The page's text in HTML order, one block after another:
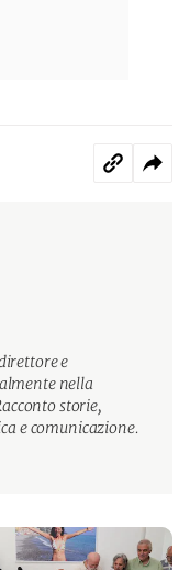
e
nella
storie,
e comunicazione.